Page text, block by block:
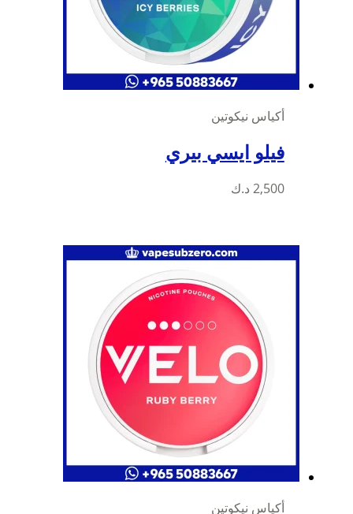
أكياس نيكوتين
فيلو ايسي بيري
2,500 د.ك
أكياس نيكوتين